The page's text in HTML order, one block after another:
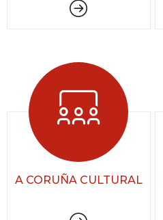
A CORUÑA CULTURAL